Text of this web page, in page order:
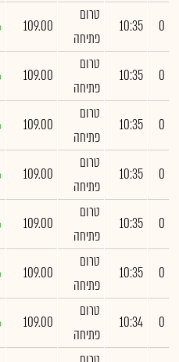
0
10:35
טרום
פתיחה
109.00
0
10:35
טרום
פתיחה
109.00
0
10:35
טרום
פתיחה
109.00
0
10:35
טרום
פתיחה
109.00
0
10:35
טרום
פתיחה
109.00
0
10:35
טרום
פתיחה
109.00
0
10:34
טרום
פתיחה
109.00